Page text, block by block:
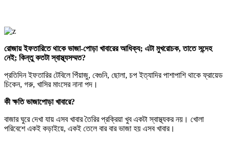
রোজায় ইফতারিতে থাকে ভাজা-পোড়া খাবারের আধিক্য; এটা মুখরোচক, তাতে সন্দেহ
নেই; কিন্তু কতটা স্বাস্থ্যসম্মত?
প্রতিদিন ইফতারির টেবিলে পিঁয়াজু, বেগুনি, ছোলা, চপ ইত্যাদির পাশাপাশি থাকে ফ্রায়েড
চিকেন, গরু, খাসির মাংসের নানা পদ।
কী ক্ষতি ভাজাপোড়া খাবারে?
বাজার ঘুরে দেখা যায় এসব খাবার তৈরির প্রক্রিয়া খুব একটা স্বাস্থ্যকর নয়। খোলা
পরিবেশে একই কড়াইয়ে, একই তেলে বার বার ভাজা হয় এসব খাবার।